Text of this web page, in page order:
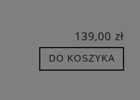
139,00 zł
DO KOSZYKA